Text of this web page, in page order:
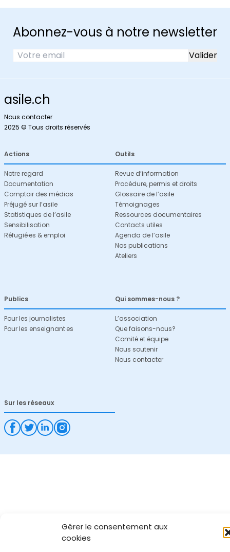
Gérer le consentement aux
cookies
Abonnez-vous à notre newsletter
asile.ch
Nous contacter
2025 © Tous droits réservés
Actions
Notre regard
Documentation
Comptoir des médias
Préjugé sur l’asile
Statistiques de l’asile
Sensibilisation
Réfugié·es & emploi
Outils
Revue d’information
Procédure, permis et droits
Glossaire de l’asile
Témoignages
Ressources documentaires
Contacts utiles
Agenda de l’asile
Nos publications
Ateliers
Publics
Pour les journalistes
Pour les enseignant·es
Qui sommes-nous ?
L’association
Que faisons-nous?
Comité et équipe
Nous soutenir
Nous contacter
Sur les réseaux